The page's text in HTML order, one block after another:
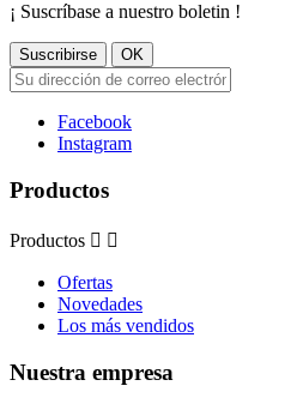
¡ Suscríbase a nuestro boletin !
Facebook
Instagram
Productos
Productos  
Ofertas
Novedades
Los más vendidos
Nuestra empresa